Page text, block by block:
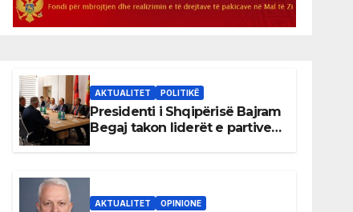
AKTUALITET POLITIKË
Presidenti i Shqipërisë Bajram
Begaj takon liderët e partive
AKTUALITET OPINIONE